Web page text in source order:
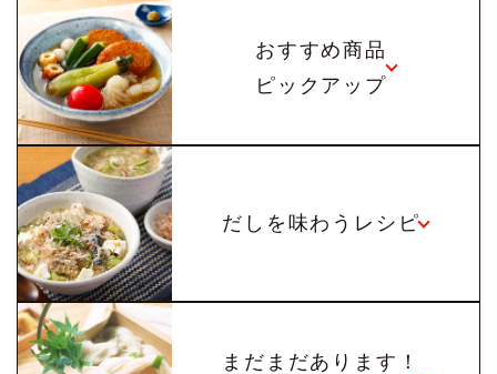
おすすめ商品
ピックアップ
だしを味わうレシピ
まだまだあります！